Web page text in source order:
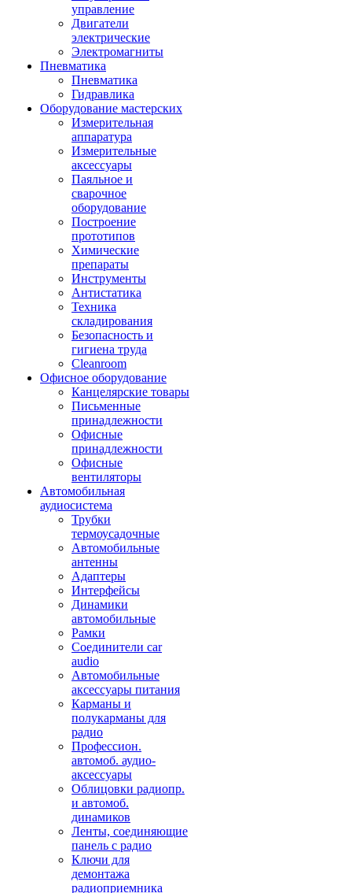
управление
Двигатели
электрические
Электромагниты
Пневматика
Пневматика
Гидравлика
Оборудование мастерских
Измерительная
аппаратура
Измерительные
аксессуары
Паяльное и
сварочное
оборудование
Построение
прототипов
Химические
препараты
Инструменты
Aнтистатика
Техника
складирования
Безопасность и
гигиена труда
Cleanroom
Офисное оборудование
Канцелярские товары
Письменные
принадлежности
Офисные
принадлежности
Офисные
вентиляторы
Автомобильная
аудиосистема
Трубки
термоусадочные
Автомобильные
антенны
Адаптеры
Интерфейсы
Динамики
автомобильные
Рамки
Соединители car
audio
Автомобильные
аксессуары питания
Карманы и
полукарманы для
радио
Профессион.
автомоб. аудио-
аксессуары
Облицовки радиопр.
и автомоб.
динамиков
Ленты, соединяющие
панель с радио
Ключи для
демонтажа
радиоприемника